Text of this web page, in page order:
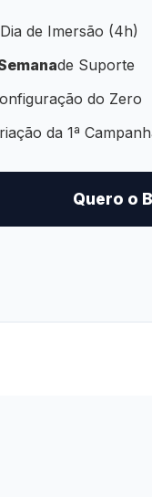
de Imersão (4h)
de Suporte
do Zero
da 1ª
Quero o